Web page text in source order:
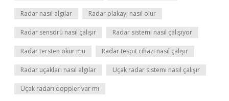
Radar nasıl algılar Radar plakayı nasıl olur
Radar sensörü nasıl çalışır Radar sistemi nasıl çalışıyor
Radar tersten okur mu Radar tespit cihazı nasıl çalışır
Radar uçakları nasıl algılar Uçak radar sistemi nasıl çalışır
Uçak radarı doppler var mı